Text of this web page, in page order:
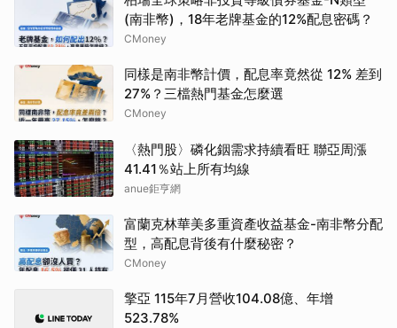
(南非幣)，18年老牌基金的12%配息密碼？
CMoney
同樣是南非幣計價，配息率竟然從 12% 差到
27%？三檔熱門基金怎麼選
CMoney
〈熱門股〉磷化銦需求持續看旺 聯亞周漲
41.41％站上所有均線
anue鉅亨網
富蘭克林華美多重資產收益基金-南非幣分配
型，高配息背後有什麼秘密？
CMoney
擎亞 115年7月營收104.08億、年增
523.78%